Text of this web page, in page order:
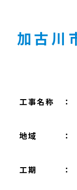
加古川
工事名称 ：
地域 ：
工期 ：